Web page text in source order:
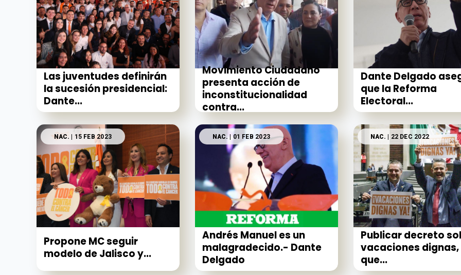
Las juventudes definirán
la sucesión presidencial:
Dante...
Movimiento Ciudadano
presenta acción de
inconstitucionalidad
contra...
Dante Delgado
que la Reforma
Electoral...
NAC. | 15 FEB 2023
Propone MC seguir
modelo de Jalisco y...
NAC.| 01 FEB 2023
Andrés Manuel es un
malagradecido.- Dante
Delgado
NAC. | 22 DEC 2022
Publicar decreto
vacaciones
que...